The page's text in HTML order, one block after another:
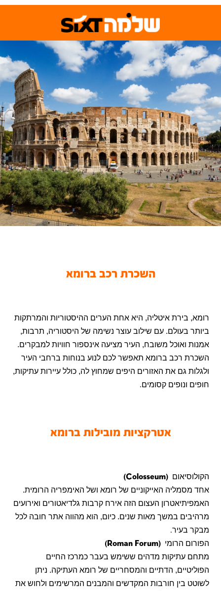
השכרת רכב ברומא
רומא, בירת איטליה, היא אחת הערים ההיסטוריות והמרתקות
ביותר בעולם. עם שילוב עוצר נשימה של היסטוריה, תרבות,
אמנות ואוכל משובח, העיר מציעה אינספור חוויות למבקרים.
השכרת רכב ברומא תאפשר לכם לנוע בנוחות ברחבי העיר
ולגלות גם את האזורים היפים שמחוץ לה, כולל עיירות עתיקות,
חופים ונופים קסומים.
אטרקציות מובילות ברומא
הקולוסיאום (Colosseum)
אחד מסמליה האייקוניים של רומא ושל האימפריה הרומית.
האמפיתיאטרון העצום הזה אירח קרבות גלדיאטורים ואירועים
מרהיבים במשך מאות שנים. כיום, הוא מהווה אתר חובה לכל
מבקר בעיר.
הפורום הרומי (Roman Forum)
מתחם עתיקות מדהים ששימש בעבר כמרכז החיים
הפוליטיים, הדתיים והמסחריים של רומא העתיקה. ניתן
לשוטט בין חורבות המקדשים והמבנים המרשימים ולחוש את